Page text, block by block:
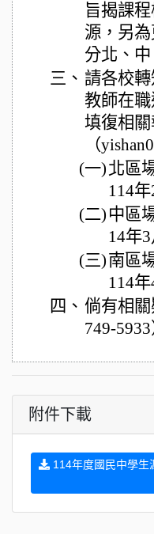
旨揭課
源，另
分北、
三、 請各校
教師在
填復相
（
(一)北區
114
(二) 中區
14年
(三)南區
114
四、 倘有相
749-5933
附件下載
114年度國民中學生